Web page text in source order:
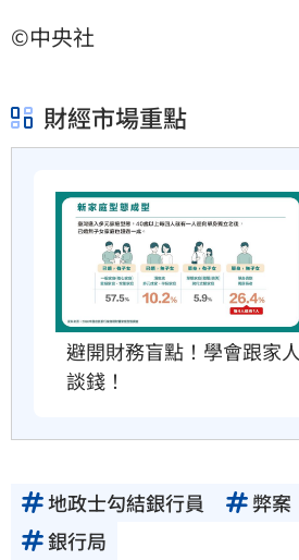
©中央社
財經市場重點
避開財務盲點！學會跟家人
談錢！
地政士勾結銀行員 弊案
銀行局